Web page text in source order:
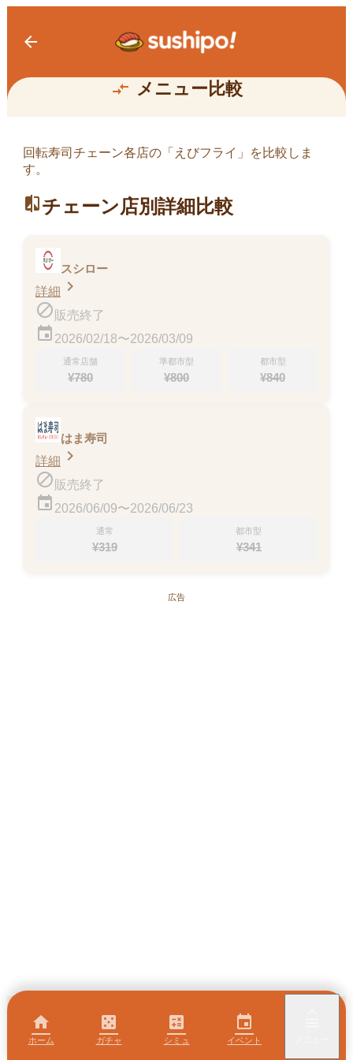
arrow_back
compare_arrows メニュー比較
えびフライ
回転寿司チェーン各店の「 えびフライ 」を比較しま
す。
compareチェーン店別詳細比較
ジャンボえびフライ392kcal
販売終了
スシロー
詳細 chevron_right
block 販売終了
event 2026/02/18〜2026/03/09
通常店舗
¥780
準都市型
¥800
都市型
¥840
大えびフライ （タルタルソース）
販売終了
はま寿司
詳細 chevron_right
block 販売終了
event 2026/06/09〜2026/06/23
通常
¥319
都市型
¥341
広告
home
ホーム
casino
ガチャ
calculate
シミュ
event
イベント